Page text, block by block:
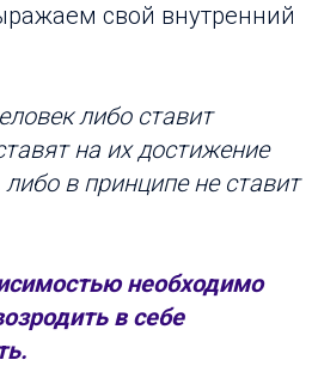
свой внутренний
либо ставит
на их достижение
в принципе не ставит
необходимо
в себе